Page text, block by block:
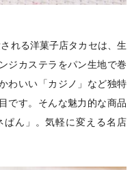
れる洋菓子店タカセは、生
ジカステラをパン生地で巻
わいい「カジノ」など独特
です。そんな魅力的な商品
ん」。気軽に変える名店